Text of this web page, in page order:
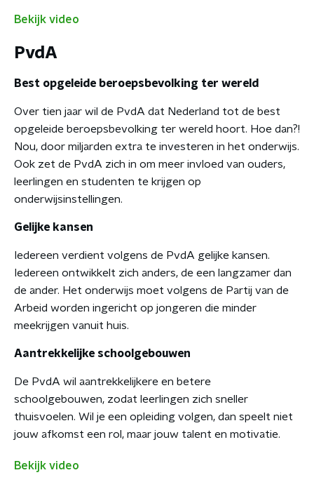
Bekijk video
PvdA
Best opgeleide beroepsbevolking ter wereld
Over tien jaar wil de PvdA dat Nederland tot de best
opgeleide beroepsbevolking ter wereld hoort. Hoe dan?!
Nou, door miljarden extra te investeren in het onderwijs.
Ook zet de PvdA zich in om meer invloed van ouders,
leerlingen en studenten te krijgen op
onderwijsinstellingen.
Gelijke kansen
Iedereen verdient volgens de PvdA gelijke kansen.
Iedereen ontwikkelt zich anders, de een langzamer dan
de ander. Het onderwijs moet volgens de Partij van de
Arbeid worden ingericht op jongeren die minder
meekrijgen vanuit huis.
Aantrekkelijke schoolgebouwen
De PvdA wil aantrekkelijkere en betere
schoolgebouwen, zodat leerlingen zich sneller
thuisvoelen. Wil je een opleiding volgen, dan speelt niet
jouw afkomst een rol, maar jouw talent en motivatie.
Bekijk video